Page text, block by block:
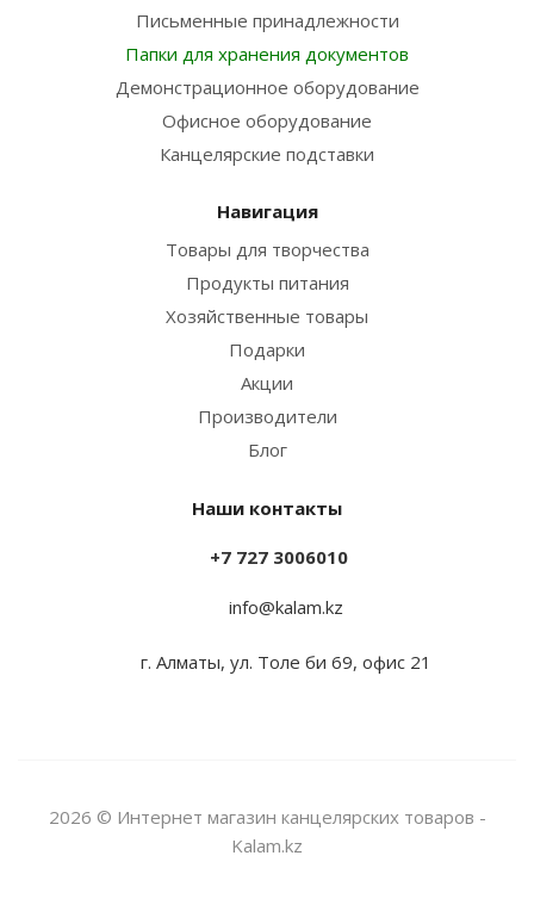
Письменные принадлежности
Папки для хранения документов
Демонстрационное оборудование
Офисное оборудование
Канцелярские подставки
Навигация
Товары для творчества
Продукты питания
Хозяйственные товары
Подарки
Акции
Производители
Блог
Наши контакты
+7 727 3006010
info@kalam.kz
г. Алматы, ул. Толе би 69, офис 21
2026 © Интернет магазин канцелярских товаров -
Kalam.kz